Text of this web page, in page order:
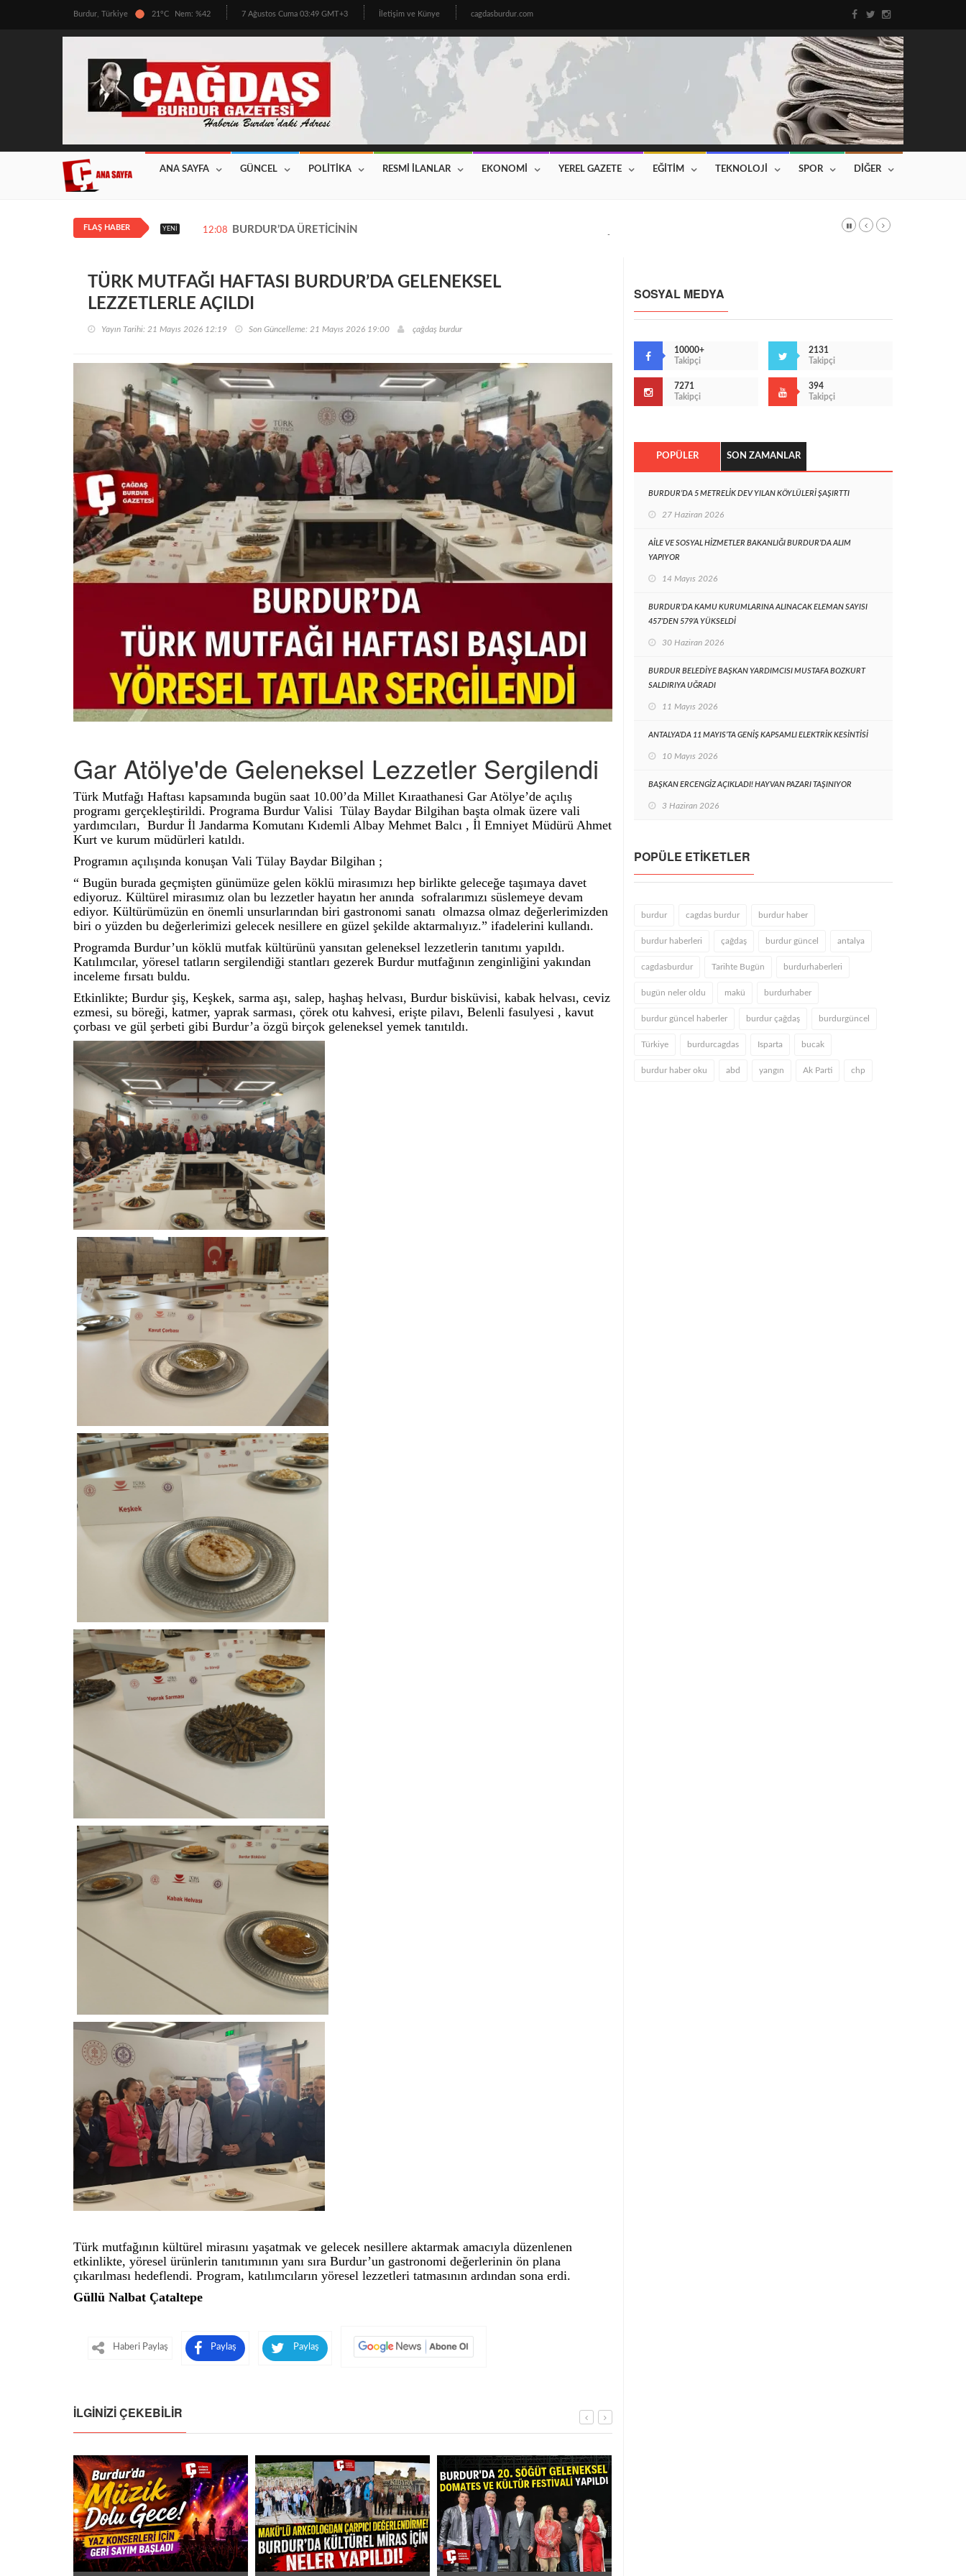
Burdur, Türkiye 21°C Nem: %42 7 Ağustos Cuma 03:49 GMT+3 İletişim ve Künye cagdasburdur.com
ANA SAYFA GÜNCEL POLİTİKA RESMİ İLANLAR EKONOMİ YEREL GAZETE EĞİTİM TEKNOLOJİ SPOR DİĞER
FLAŞ HABER YENI 12:08 BURDUR’DA ÜRETİCİNİN BEKLEDİĞİ HABER GELDİ! 2026 YILI FİYATLAR AÇIKLANDI
TÜRK MUTFAĞI HAFTASI BURDUR’DA GELENEKSEL
LEZZETLERLE AÇILDI
Yayın Tarihi: 21 Mayıs 2026 12:19 Son Güncelleme: 21 Mayıs 2026 19:00 çağdaş burdur
Gar Atölye'de Geleneksel Lezzetler Sergilendi
Türk Mutfağı Haftası kapsamında bugün saat 10.00’da Millet Kıraathanesi Gar Atölye’de açılış
programı gerçekleştirildi. Programa Burdur Valisi Tülay Baydar Bilgihan başta olmak üzere vali
yardımcıları, Burdur İl Jandarma Komutanı Kıdemli Albay Mehmet Balcı , İl Emniyet Müdürü Ahmet
Kurt ve kurum müdürleri katıldı.
Programın açılışında konuşan Vali Tülay Baydar Bilgihan ;
“ Bugün burada geçmişten günümüze gelen köklü mirasımızı hep birlikte geleceğe taşımaya davet
ediyoruz. Kültürel mirasımız olan bu lezzetler hayatın her anında sofralarımızı süslemeye devam
ediyor. Kültürümüzün en önemli unsurlarından biri gastronomi sanatı olmazsa olmaz değerlerimizden
biri o yüzden bu değerlerimizi gelecek nesillere en güzel şekilde aktarmalıyız.” ifadelerini kullandı.
Programda Burdur’un köklü mutfak kültürünü yansıtan geleneksel lezzetlerin tanıtımı yapıldı.
Katılımcılar, yöresel tatların sergilendiği stantları gezerek Burdur mutfağının zenginliğini yakından
inceleme fırsatı buldu.
Etkinlikte; Burdur şiş, Keşkek, sarma aşı, salep, haşhaş helvası, Burdur bisküvisi, kabak helvası, ceviz
ezmesi, su böreği, katmer, yaprak sarması, çörek otu kahvesi, erişte pilavı, Belenli fasulyesi , kavut
çorbası ve gül şerbeti gibi Burdur’a özgü birçok geleneksel yemek tanıtıldı.
Türk mutfağının kültürel mirasını yaşatmak ve gelecek nesillere aktarmak amacıyla düzenlenen
etkinlikte, yöresel ürünlerin tanıtımının yanı sıra Burdur’un gastronomi değerlerinin ön plana
çıkarılması hedeflendi. Program, katılımcıların yöresel lezzetleri tatmasının ardından sona erdi.
Güllü Nalbat Çataltepe
Haberi Paylaş Paylaş Paylaş
İLGINIZI ÇEKEBILIR
SOSYAL MEDYA
10000+
Takipçi
2131
Takipçi
7271
Takipçi
394
Takipçi
POPÜLER SON ZAMANLAR
BURDUR’DA 5 METRELİK DEV YILAN KÖYLÜLERİ ŞAŞIRTTI
27 Haziran 2026
AİLE VE SOSYAL HİZMETLER BAKANLIĞI BURDUR’DA ALIM
YAPIYOR
14 Mayıs 2026
BURDUR’DA KAMU KURUMLARINA ALINACAK ELEMAN SAYISI
457’DEN 579’A YÜKSELDİ
30 Haziran 2026
BURDUR BELEDİYE BAŞKAN YARDIMCISI MUSTAFA BOZKURT
SALDIRIYA UĞRADI
11 Mayıs 2026
ANTALYA’DA 11 MAYIS’TA GENİŞ KAPSAMLI ELEKTRİK KESİNTİSİ
10 Mayıs 2026
BAŞKAN ERCENGİZ AÇIKLADI! HAYVAN PAZARI TAŞINIYOR
3 Haziran 2026
POPÜLE ETIKETLER
burdur cagdas burdur burdur haber
burdur haberleri çağdaş burdur güncel antalya
cagdasburdur Tarihte Bugün burdurhaberleri
bugün neler oldu makü burdurhaber
burdur güncel haberler burdur çağdaş burdurgüncel
Türkiye burdurcagdas Isparta bucak
burdur haber oku abd yangın Ak Parti chp